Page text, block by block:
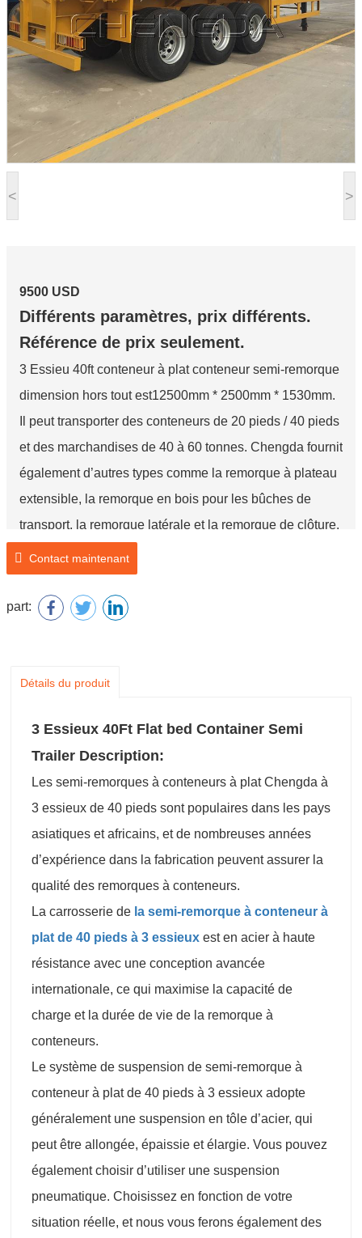
< >
9500 USD
Différents paramètres, prix différents.
Référence de prix seulement.
3 Essieu 40ft conteneur à plat conteneur semi-remorque
dimension hors tout est12500mm * 2500mm * 1530mm.
Il peut transporter des conteneurs de 20 pieds / 40 pieds
et des marchandises de 40 à 60 tonnes. Chengda fournit
également d’autres types comme la remorque à plateau
extensible, la remorque en bois pour les bûches de
transport, la remorque latérale et la remorque de clôture.
Marque: Chengda
Numéro de modèle: SCD9400P
Nom du produit: Semi-remorque à conteneur à plat de 3
Contact maintenant
part:
Détails du produit
3 Essieux 40Ft Flat bed Container Semi
Trailer Description:
Les semi-remorques à conteneurs à plat Chengda à
3 essieux de 40 pieds sont populaires dans les pays
asiatiques et africains, et de nombreuses années
d’expérience dans la fabrication peuvent assurer la
qualité des remorques à conteneurs.
La carrosserie de la semi-remorque à conteneur à
plat de 40 pieds à 3 essieux est en acier à haute
résistance avec une conception avancée
internationale, ce qui maximise la capacité de
charge et la durée de vie de la remorque à
conteneurs.
Le système de suspension de semi-remorque à
conteneur à plat de 40 pieds à 3 essieux adopte
généralement une suspension en tôle d’acier, qui
peut être allongée, épaissie et élargie. Vous pouvez
également choisir d’utiliser une suspension
pneumatique. Choisissez en fonction de votre
situation réelle, et nous vous ferons également des